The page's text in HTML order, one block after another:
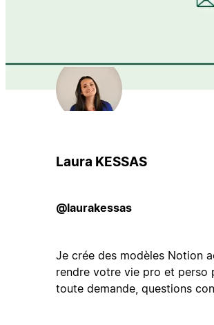
Laura KESSAS
@laurakessas
Je crée des modèles Notion
rendre votre vie pro et perso
toute demande, questions